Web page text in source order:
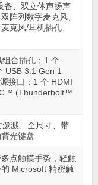
备、双立体声扬声
阵列数字麦克风、
克风/耳机插孔、
合插孔；1 个
3.1 Gen 1
接口；1 个 HDMI
C™ (Thunderbolt™
溅、全尺寸、带
光键盘
点触摸手势，轻触
Microsoft 精密触